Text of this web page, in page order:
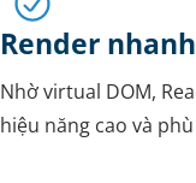
Render nhanh
Nhờ virtual DOM,
hiệu năng cao và